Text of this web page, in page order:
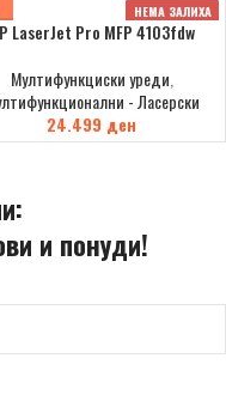
НЕМА ЗАЛИХА
LaserJet Pro MFP 4103fdw
Мултифункциски уреди
- Ласерски
24.499 ден
и понуди!